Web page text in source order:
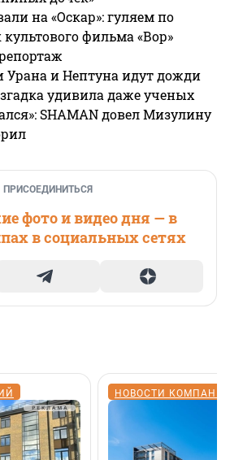
на «Оскар»: гуляем по
фильма «Вор»
Урана и Нептуна идут дожди
удивила даже ученых
SHAMAN довел Мизулину
ПРИСОЕДИНИТЬСЯ
фото и видео дня — в
в социальных сетях
НОВОСТИ